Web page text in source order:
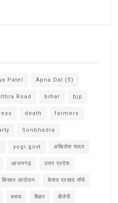
Patel Apna Dal (S)
Road bihar bjp
death farmers
Sonbhadra
yogi govt अखिलेश यादव
आजमगढ़ उत्तर प्रदेश
किसान आंदोलन केशव प्रसाद मौर्य
बसपा बिहार बीजेपी